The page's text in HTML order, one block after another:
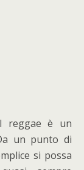
reggae è un
un punto di
si possa